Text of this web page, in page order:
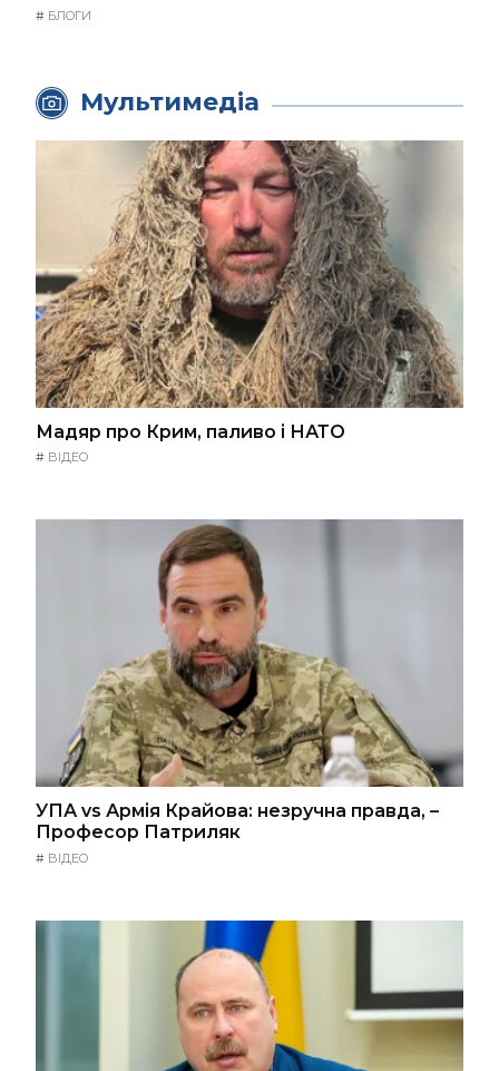
# БЛОГИ
Мультимедіа
Мадяр про Крим, паливо і НАТО
# ВІДЕО
УПА vs Армія Крайова: незручна правда, –
Професор Патриляк
# ВІДЕО